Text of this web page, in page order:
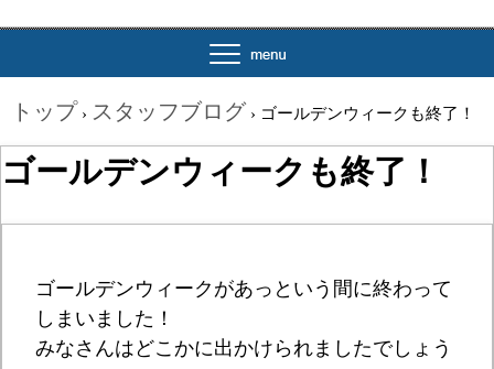
トップ › スタッフブログ › ゴールデンウィークも終了！
ゴールデンウィークも終了！
ゴールデンウィークがあっという間に終わって
しまいました！
みなさんはどこかに出かけられましたでしょう